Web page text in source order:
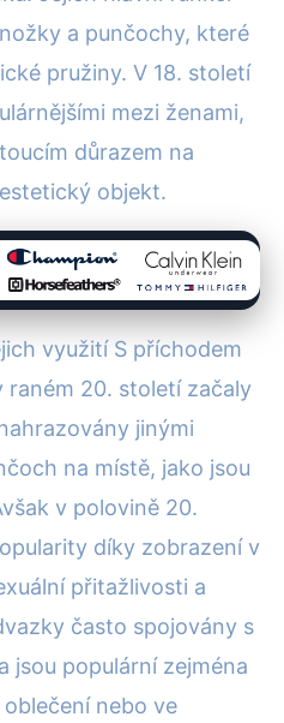
a punčochy, které
pružiny. V 18. století
mezi ženami,
důrazem na
objekt.
využití S příchodem
raném 20. století začaly
jinými
na místě, jako jsou
v polovině 20.
díky zobrazení v
přitažlivosti a
často spojovány s
jsou populární zejména
nebo ve